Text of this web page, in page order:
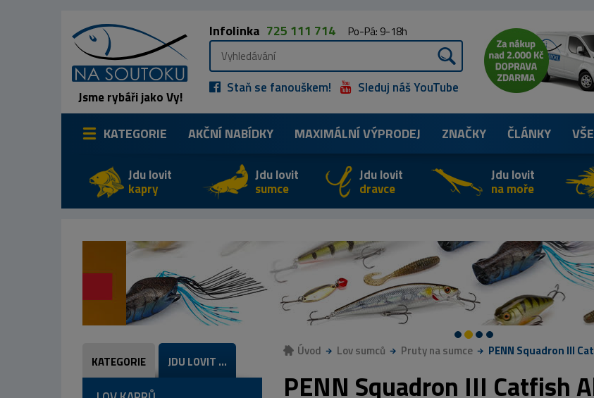
Jsme rybáři jako Vy!
Infolinka 725 111 714 Po-Pá: 9-18h
Staň se fanouškem! Sleduj náš YouTube
KATEGORIE AKČNÍ NABÍDKY MAXIMÁLNÍVÝPRODEJ ZNAČKY ČLÁNKY
Jdu lovit
kapry
Jdu lovit
sumce
Jdu lovit
dravce
Jdu lovit
na moře
KATEGORIE JDU LOVIT ...
Úvod Lov sumců Pruty na sumce PENN Squadron III
PENN Squadron III Catfish